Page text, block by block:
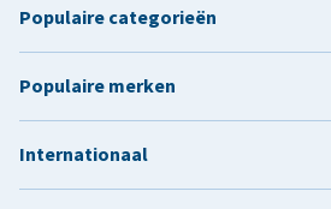
Populaire categorieën
Populaire merken
Internationaal